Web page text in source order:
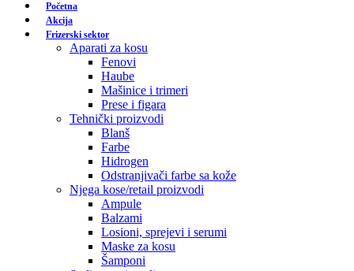
Početna
Akcija
Frizerski sektor
Aparati za kosu
Fenovi
Haube
Mašinice i trimeri
Prese i figara
Tehnički proizvodi
Blanš
Farbe
Hidrogen
Odstranjivači farbe sa kože
Njega kose/retail proizvodi
Ampule
Balzami
Losioni, sprejevi i serumi
Maske za kosu
Šamponi